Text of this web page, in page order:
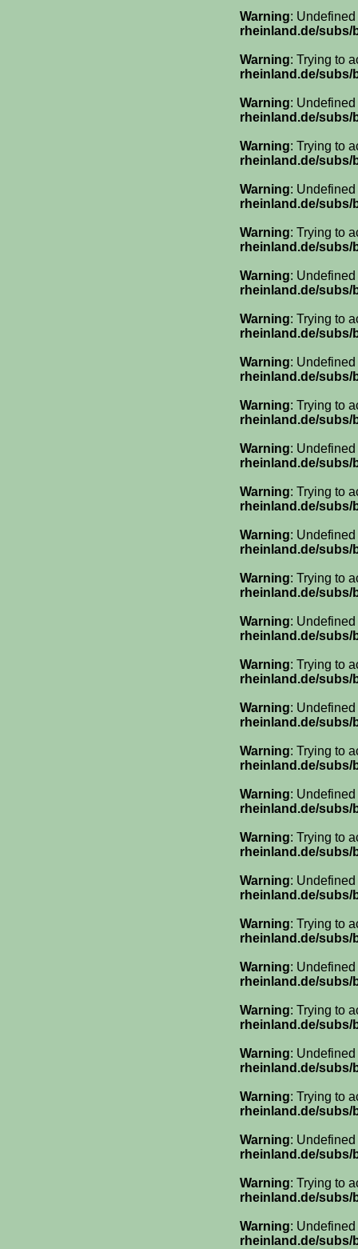
Warning:
rheinland.de/
Warning: Trying to
rheinland.de/
Warning:
rheinland.de/
Warning: Trying to
rheinland.de/
Warning:
rheinland.de/
Warning: Trying to
rheinland.de/
Warning:
rheinland.de/
Warning: Trying to
rheinland.de/
Warning:
rheinland.de/
Warning: Trying to
rheinland.de/
Warning:
rheinland.de/
Warning: Trying to
rheinland.de/
Warning:
rheinland.de/
Warning: Trying to
rheinland.de/
Warning:
rheinland.de/
Warning: Trying to
rheinland.de/
Warning:
rheinland.de/
Warning: Trying to
rheinland.de/
Warning:
rheinland.de/
Warning: Trying to
rheinland.de/
Warning:
rheinland.de/
Warning: Trying to
rheinland.de/
Warning:
rheinland.de/
Warning: Trying to
rheinland.de/
Warning:
rheinland.de/
Warning: Trying to
rheinland.de/
Warning:
rheinland.de/
Warning: Trying to
rheinland.de/
Warning:
rheinland.de/